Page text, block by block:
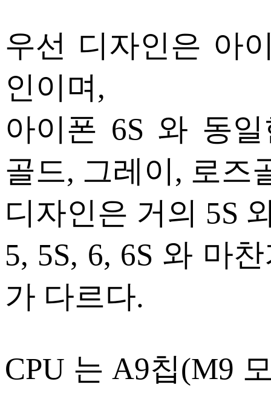
우선 디자인은 아
인이며,
아이폰 6S 와 동
골드, 그레이, 로즈
디자인은 거의 5S
5, 5S, 6, 6S 와 마
가 다르다.
CPU 는 A9칩(M9